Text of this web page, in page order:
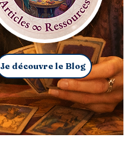
Je découvre le Blog